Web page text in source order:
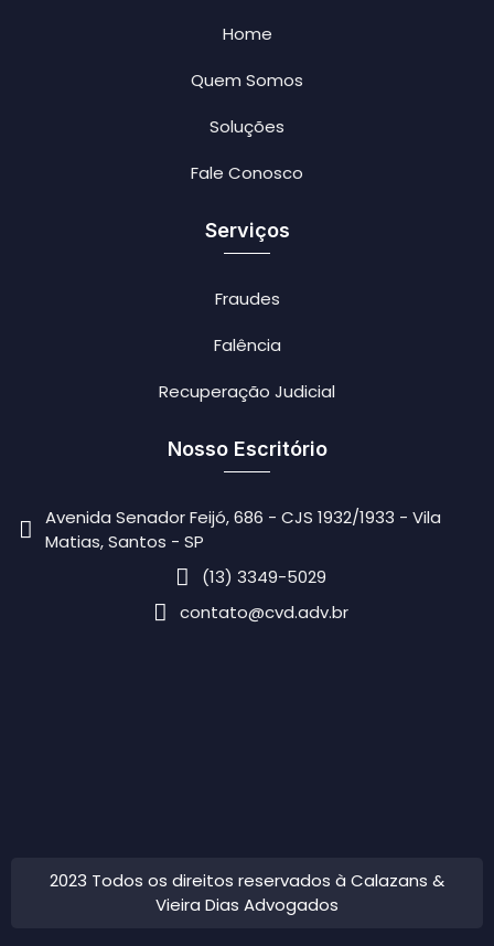
Home
Quem Somos
Soluções
Fale Conosco
Serviços
Fraudes
Falência
Recuperação Judicial
Nosso Escritório
Avenida Senador Feijó, 686 - CJS 1932/1933 - Vila
Matias, Santos - SP
(13) 3349-5029
contato@cvd.adv.br
2023 Todos os direitos reservados à Calazans &
Vieira Dias Advogados